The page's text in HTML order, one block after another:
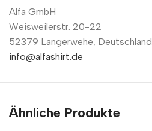
Alfa GmbH
Weisweilerstr. 20-22
52379 Langerwehe, Deutschland
info@alfashirt.de
Ähnliche Produkte